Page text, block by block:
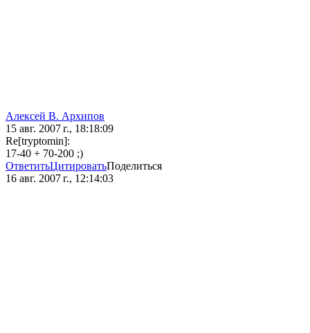
Алексей В. Архипов
15 авг. 2007 г., 18:18:09
Re[tryptomin]:
17-40 + 70-200 ;)
ОтветитьЦитироватьПоделиться
16 авг. 2007 г., 12:14:03